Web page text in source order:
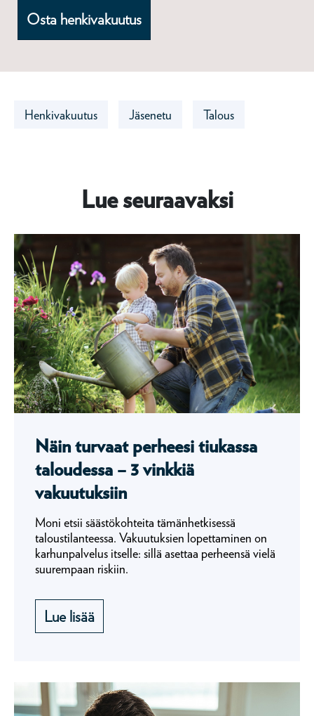
Osta henkivakuutus
Henkivakuutus Jäsenetu Talous
Lue seuraavaksi
Näin turvaat perheesi tiukassa
taloudessa – 3 vinkkiä
vakuutuksiin
Moni etsii säästökohteita tämänhetkisessä
taloustilanteessa. Vakuutuksien lopettaminen on
karhunpalvelus itselle: sillä asettaa perheensä vielä
suurempaan riskiin.
Lue lisää